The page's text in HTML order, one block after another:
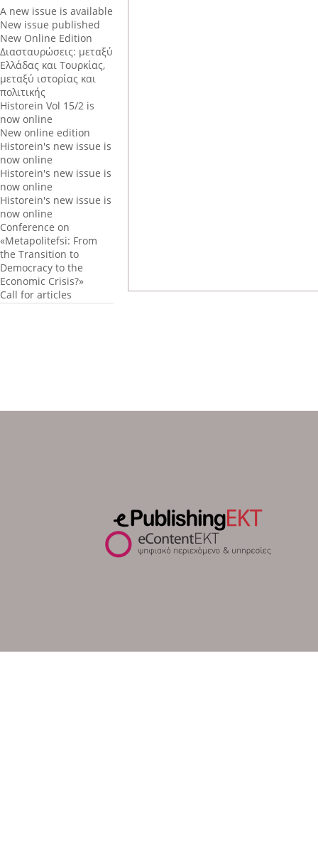
A new issue is available
New issue published
New Online Edition
Διασταυρώσεις: μεταξύ
Ελλάδας και Τουρκίας,
μεταξύ ιστορίας και
πολιτικής
Historein Vol 15/2 is
now online
New online edition
Historein's new issue is
now online
Historein's new issue is
now online
Historein's new issue is
now online
Conference on
«Metapolitefsi: From
the Transition to
Democracy to the
Economic Crisis?»
Call for articles